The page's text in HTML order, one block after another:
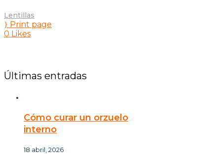
Lentillas
Print page
0 Likes
Últimas entradas
Cómo curar un orzuelo
interno
18 abril, 2026